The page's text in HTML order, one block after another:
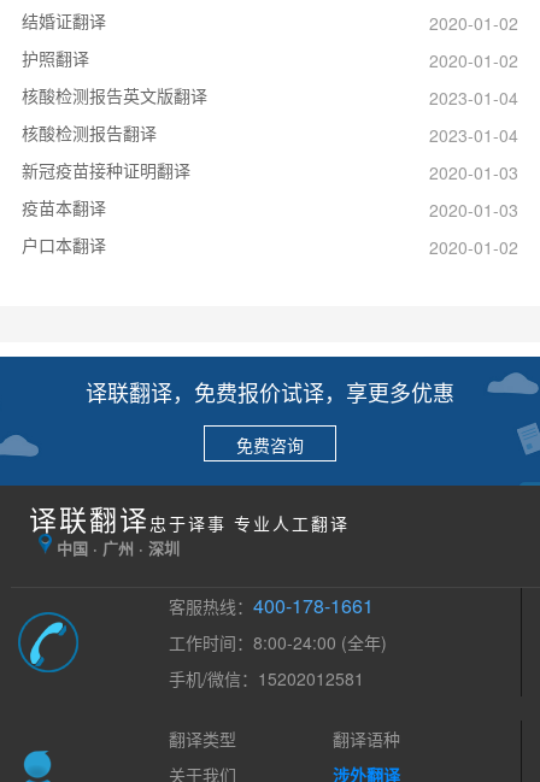
结婚证翻译
2020-01-02
护照翻译
2020-01-02
核酸检测报告英文版翻译
2023-01-04
核酸检测报告翻译
2023-01-04
新冠疫苗接种证明翻译
2020-01-03
疫苗本翻译
2020-01-03
户口本翻译
2020-01-02
译联翻译，免费报价试译，享更多优惠
免费咨询
译联翻译 忠于译事 专业人工翻译
中国 · 广州 · 深圳
客服热线：400-178-1661
工作时间：8:00-24:00 (全年)
手机/微信：15202012581
翻译类型
翻译语种
关于我们
涉外翻译